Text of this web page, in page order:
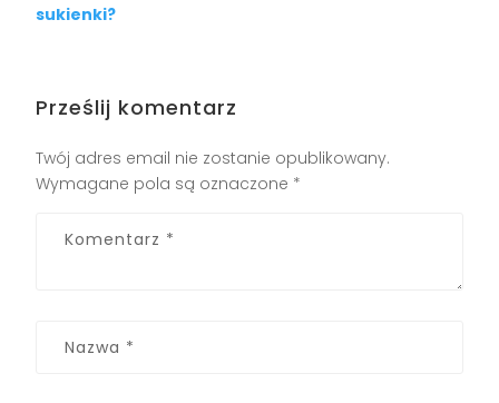
sukienki?
Prześlij komentarz
Twój adres email nie zostanie opublikowany.
Wymagane pola są oznaczone *